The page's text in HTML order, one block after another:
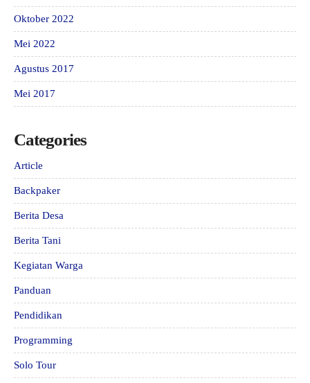
Oktober 2022
Mei 2022
Agustus 2017
Mei 2017
Categories
Article
Backpaker
Berita Desa
Berita Tani
Kegiatan Warga
Panduan
Pendidikan
Programming
Solo Tour